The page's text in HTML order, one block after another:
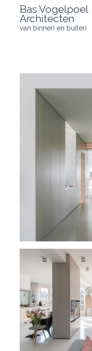
content
Bas Vogelpoel
Architecten
van binnen en buiten